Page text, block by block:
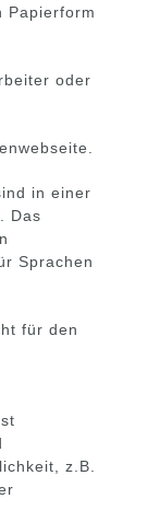
Papierform
oder
in einer
Das
Sprachen
für den
z.B.